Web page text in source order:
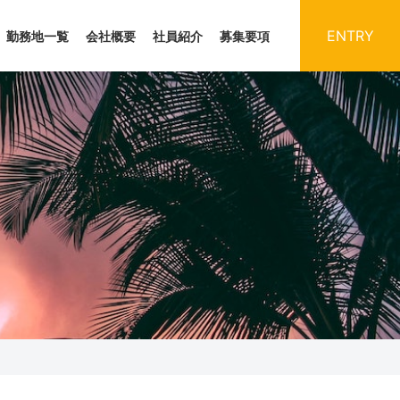
勤務地一覧 会社概要 社員紹介 募集要項 ENTRY